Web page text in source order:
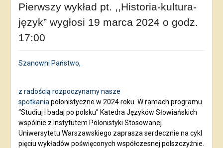
Pierwszy wykład pt. ,,Historia-kultura-
język” wygłosi 19 marca 2024 o godz.
17:00
Szanowni Państwo,
z radością rozpoczynamy nasze
spotkania polonistyczne w 2024 roku. W ramach programu
“Studiuj i badaj po polsku” Katedra Języków Słowiańskich
wspólnie z Instytutem Polonistyki Stosowanej
Uniwersytetu Warszawskiego zaprasza serdecznie na cykl
pięciu wykładów poświęconych współczesnej polszczyźnie.